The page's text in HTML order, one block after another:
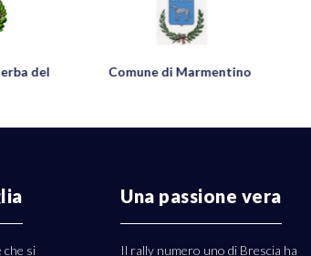
del
Comune di Marmentino
che si
Una passione vera
Il rally numero uno di Brescia ha